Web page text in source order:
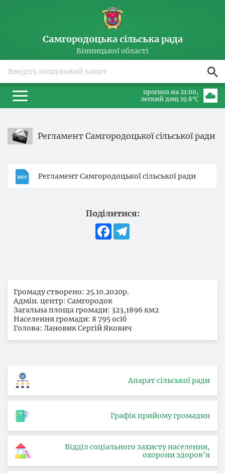
Самгородоцька сільська рада
Вінницької області
прогноз на 21:00
легкий дощ 19.8℃
Регламент Самгородоцької сільської ради
Регламент Самгородоцької сільської ради
Поділитися:
Facebook
Громаду створено: 25.10.2020р.
Адмін. центр: Самгородок
Загальна площа громади: 323,1896 км2
Населення громади: 8 795 осіб
Голова: Лановик Сергій Якович
Апарат сільської ради
Графік прийому громадян
Відділ соціального захисту населення,
охорони здоров’я